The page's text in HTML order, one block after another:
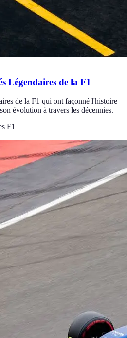
Légendaires de la F1
de la F1 qui ont façonné l'histoire
évolution à travers les décennies.
F1